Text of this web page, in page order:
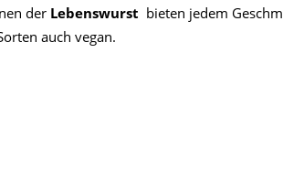
der Lebenswurst bieten jedem
auch vegan.